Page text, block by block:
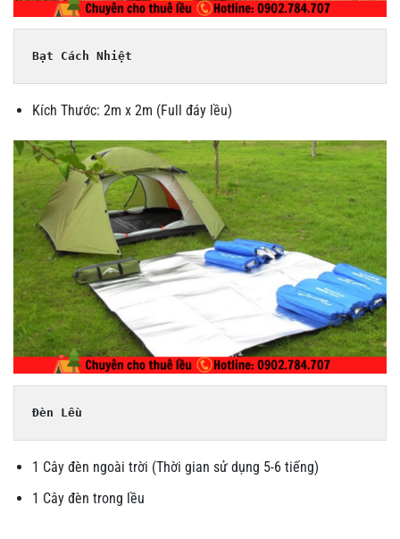
Bạt Cách Nhiệt
Kích Thước: 2m x 2m (Full đáy lều)
Đèn Lều
1 Cây đèn ngoài trời (Thời gian sử dụng 5-6 tiếng)
1 Cây đèn trong lều